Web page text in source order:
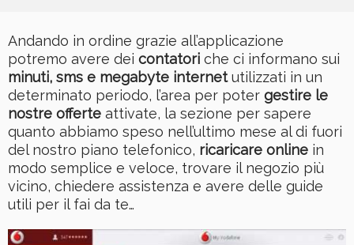
Andando in ordine grazie all’applicazione
potremo avere dei contatori che ci informano sui
minuti, sms e megabyte internetutilizzati in un
determinato periodo, l’area per poter gestire le
nostre offerte attivate, la sezione per sapere
quanto abbiamo speso nell’ultimo mese al di fuori
del nostro piano telefonico, ricaricare online in
modo semplice e veloce, trovare il negozio più
vicino, chiedere assistenza e avere delle guide
utili per il fai da te…